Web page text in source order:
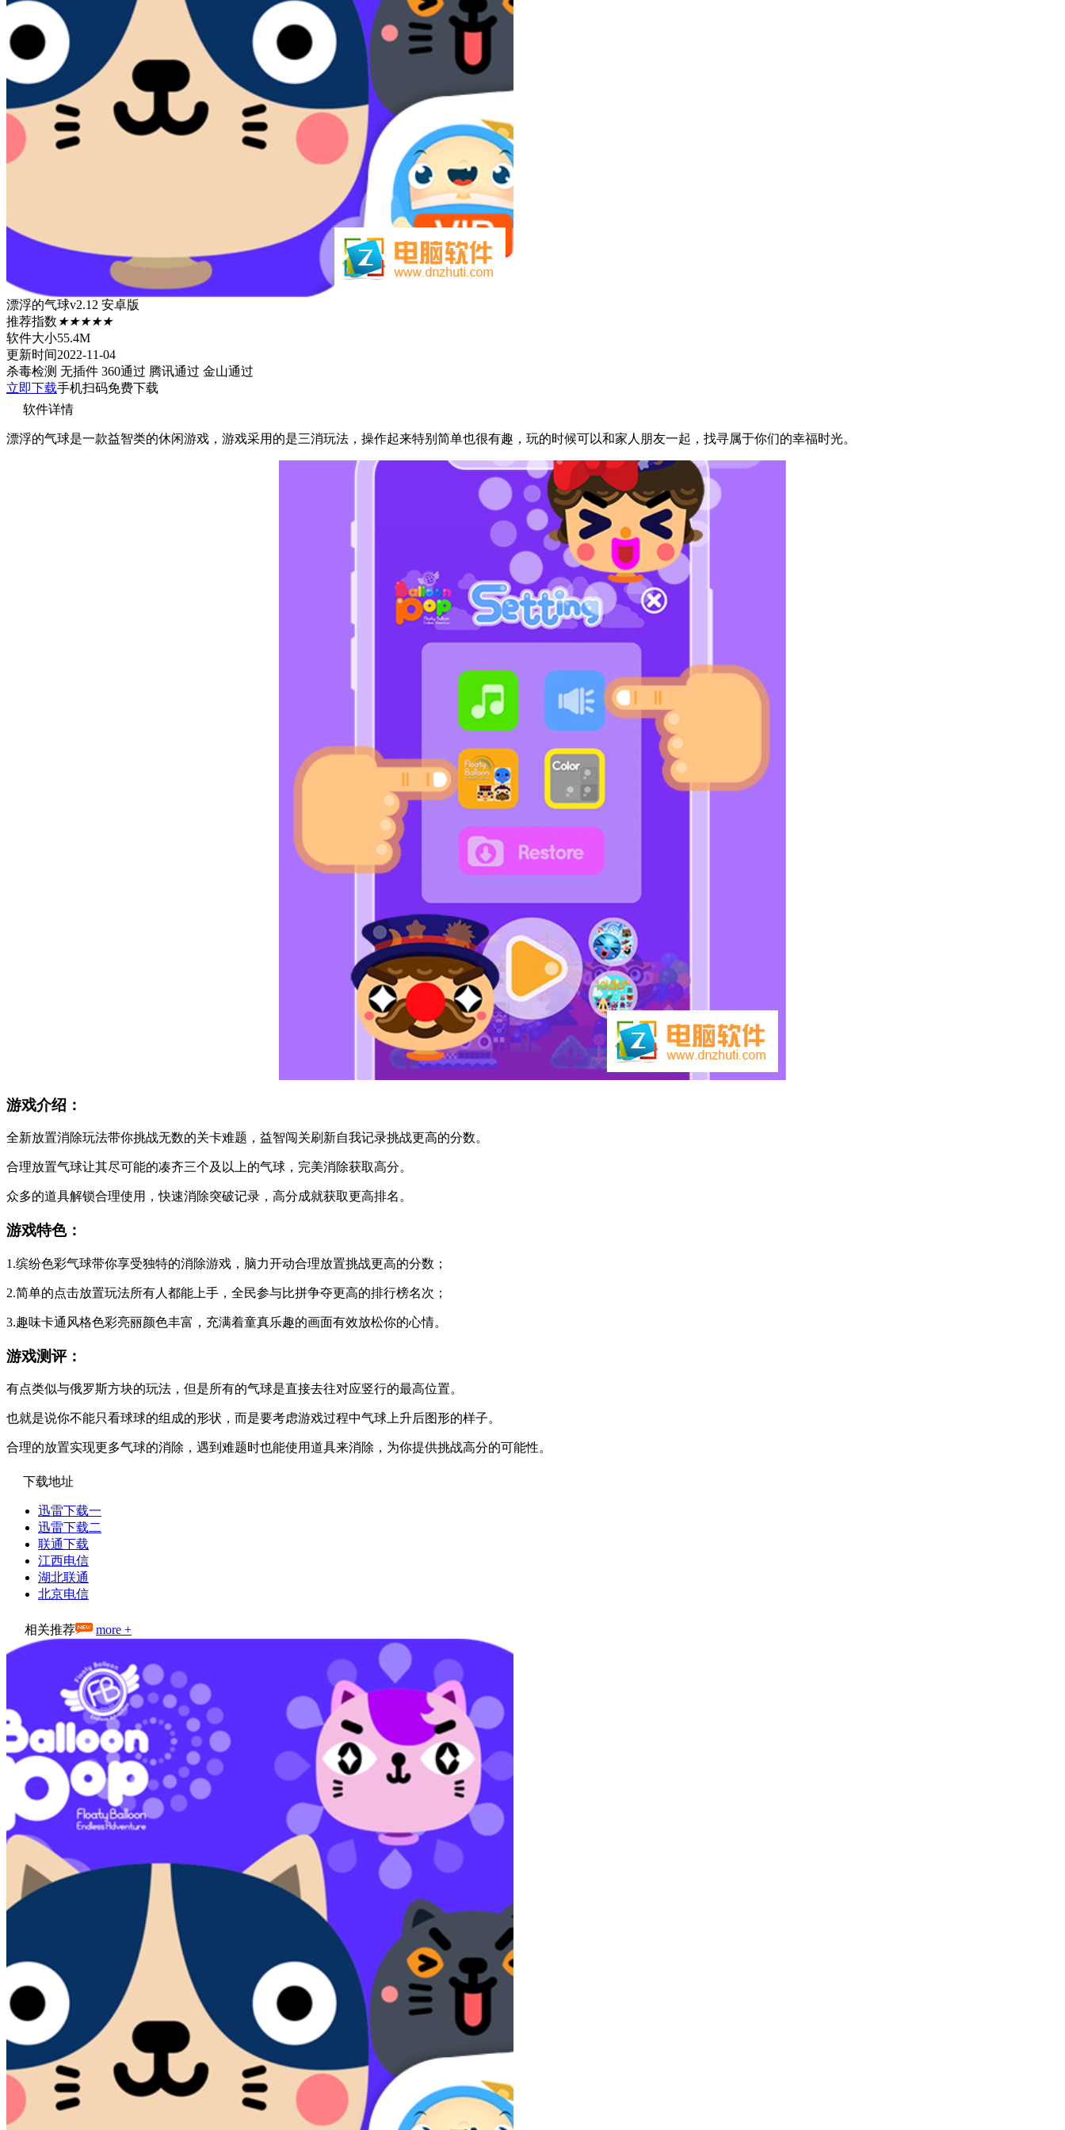
漂浮的气球v2.12 安卓版
推荐指数 ★★★★★
软件大小55.4M
更新时间2022-11-04
杀毒检测 无插件 360通过 腾讯通过 金山通过
立即下载手机扫码免费下载
软件详情
漂浮的气球是一款益智类的休闲游戏，游戏采用的是三消玩法，操作起来特别简单也很有趣，玩的时候可以和家人朋友一起，找寻属于你们的幸福时光。
游戏介绍：
全新放置消除玩法带你挑战无数的关卡难题，益智闯关刷新自我记录挑战更高的分数。
合理放置气球让其尽可能的凑齐三个及以上的气球，完美消除获取高分。
众多的道具解锁合理使用，快速消除突破记录，高分成就获取更高排名。
游戏特色：
1.缤纷色彩气球带你享受独特的消除游戏，脑力开动合理放置挑战更高的分数；
2.简单的点击放置玩法所有人都能上手，全民参与比拼争夺更高的排行榜名次；
3.趣味卡通风格色彩亮丽颜色丰富，充满着童真乐趣的画面有效放松你的心情。
游戏测评：
有点类似与俄罗斯方块的玩法，但是所有的气球是直接去往对应竖行的最高位置。
也就是说你不能只看球球的组成的形状，而是要考虑游戏过程中气球上升后图形的样子。
合理的放置实现更多气球的消除，遇到难题时也能使用道具来消除，为你提供挑战高分的可能性。
下载地址
迅雷下载一
迅雷下载二
联通下载
江西电信
湖北联通
北京电信
相关推荐 more +